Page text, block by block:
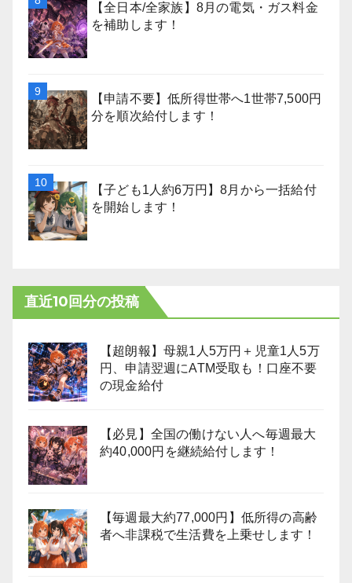
【全日本/全家族】8月の電気・ガス料金
を補助します！
【申請不要】低所得世帯へ1世帯7,500円
分を順次給付します！
【子ども1人約6万円】8月から一括給付
を開始します！
直近10回分の投稿
【超朗報】母親1人5万円＋児童1人5万
円、申請翌週にATM受取も！口座不要
の現金給付
【必見】全国の働けない人へ毎週最大
約40,000円を継続給付します！
【毎週最大約77,000円】低所得の高齢
者へ非課税で生活費を上乗せします！